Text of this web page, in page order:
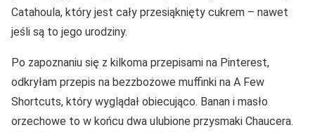
Catahoula, który jest cały przesiąknięty cukrem – nawet
jeśli są to jego urodziny.
Po zapoznaniu się z kilkoma przepisami na Pinterest,
odkryłam przepis na bezzbożowe muffinki na A Few
Shortcuts, który wyglądał obiecująco. Banan i masło
orzechowe to w końcu dwa ulubione przysmaki Chaucera.